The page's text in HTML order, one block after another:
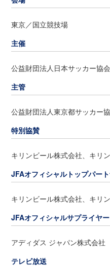
東京／国立競技場
主催
公益財団法人日本サッカー協会
主管
公益財団法人東京都サッカー
特別協賛
キリンビール株式会社、キリ
JFAオフィシャルトップパー
キリンビール株式会社、キリ
JFAオフィシャルサプライヤー
アディダス ジャパン株式会社
テレビ放送